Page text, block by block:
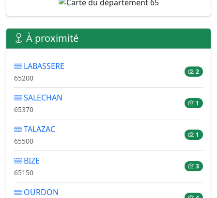
À proximité
LABASSERE
65200
2
SALECHAN
65370
1
TALAZAC
65500
1
BIZE
65150
3
OURDON